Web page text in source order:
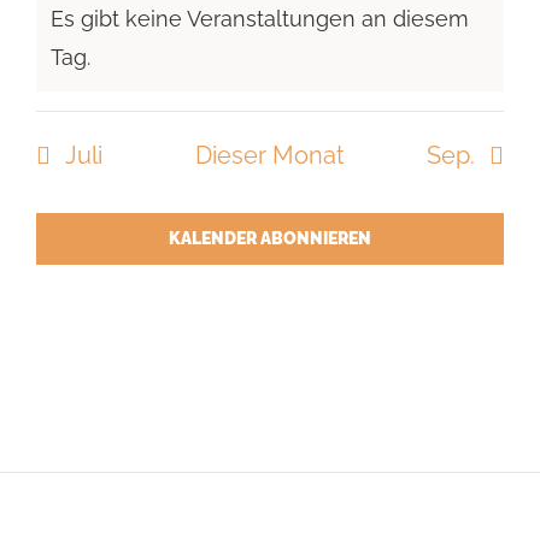
Hinweis
Es gibt keine Veranstaltungen an diesem
Tag.
Juli Dieser Monat Sep.
KALENDER ABONNIEREN